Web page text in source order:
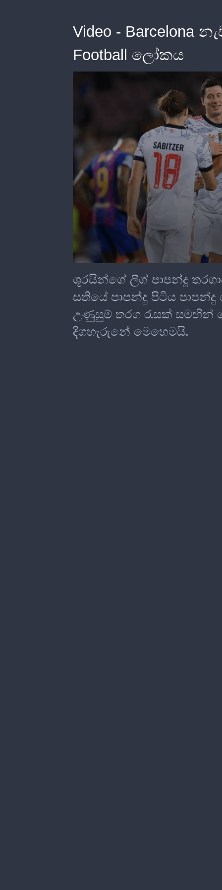
Video - Barcelona
Football ලෝකය
seconds
of
seconds
ශූරයින්ගේ ලීග් පාපන්දු
සතියේ පාපන්දු පිටිය පාපන්දු
උණුසුම් තරග රැසක් සමඟින්
දිගහැරුනේ මෙහෙමයි.